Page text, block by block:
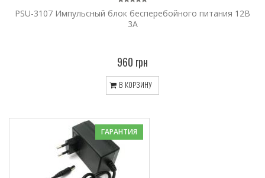
PSU-3107 Импульсный блок бесперебойного питания 12В
3А
960 грн
В КОРЗИНУ
ГАРАНТИЯ